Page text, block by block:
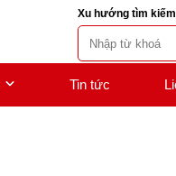
Xu hướng tìm
Tin tức